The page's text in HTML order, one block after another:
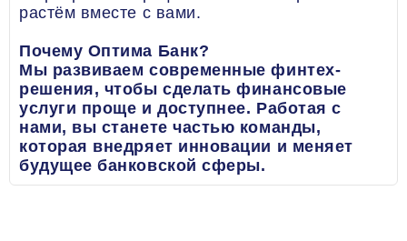
растём вместе с вами.
Почему Оптима Банк?
Мы развиваем современные финтех-
решения, чтобы сделать финансовые
услуги проще и доступнее. Работая с
нами, вы станете частью команды,
которая внедряет инновации и меняет
будущее банковской сферы.